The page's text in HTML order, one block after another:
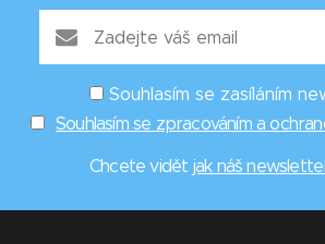
Souhlasím se zasíláním
Souhlasím se zpracováním a
Chcete vidět jak náš